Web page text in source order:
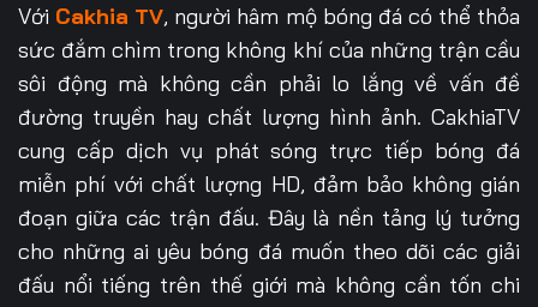
Với Cakhia TV, người hâm mộ bóng đá có thể thỏa
sức đắm chìm trong không khí của những trận cầu
sôi động mà không cần phải lo lắng về vấn đề
đường truyền hay chất lượng hình ảnh. CakhiaTV
cung cấp dịch vụ phát sóng trực tiếp bóng đá
miễn phí với chất lượng HD, đảm bảo không gián
đoạn giữa các trận đấu. Đây là nền tảng lý tưởng
cho những ai yêu bóng đá muốn theo dõi các giải
đấu nổi tiếng trên thế giới mà không cần tốn chi